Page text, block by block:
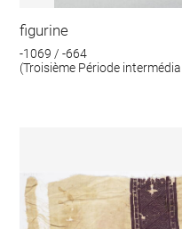
figurine
-1069 / -664
(Troisième Période